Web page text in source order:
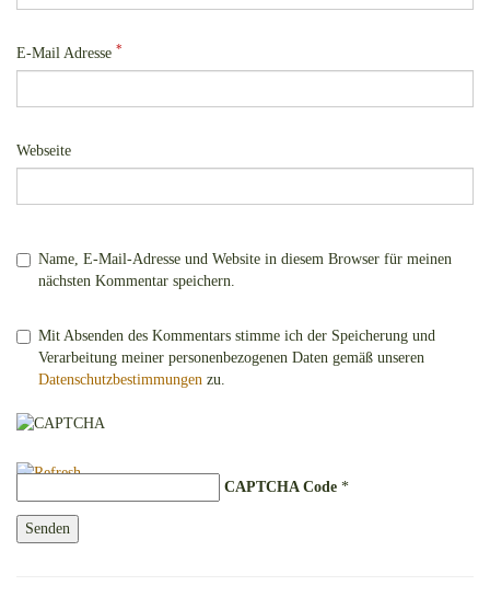
E-Mail Adresse *
Webseite
Name, E-Mail-Adresse und Website in diesem Browser für meinen
nächsten Kommentar speichern.
Mit Absenden des Kommentars stimme ich der Speicherung und
Verarbeitung meiner personenbezogenen Daten gemäß unseren
Datenschutzbestimmungen zu.
CAPTCHA Code *